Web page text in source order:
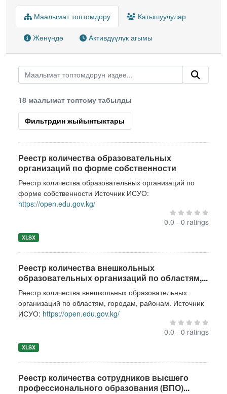
Маалымат топтомдору Катышуучулар
Жөнүндө Активдүүлүк агымы
18 маалымат топтому табылды
Фильтрдин жыйынтыктары
Реестр количества образовательных
организаций по форме собственности
Реестр количества образовательных организаций по
форме собственности Источник ИСУО:
https://open.edu.gov.kg/
0.0 - 0 ratings
XLSX
Реестр количества внешкольных
образовательных организаций по областям,...
Реестр количества внешкольных образовательных
организаций по областям, городам, районам. Источник
ИСУО: https://open.edu.gov.kg/
0.0 - 0 ratings
XLSX
Реестр количества сотрудников высшего
профессионального образования (ВПО)...